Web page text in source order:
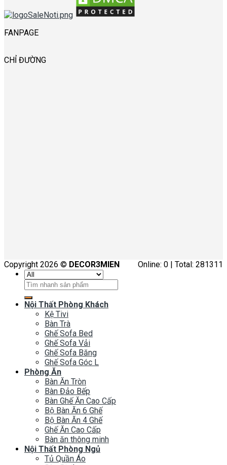
FANPAGE
CHỈ ĐƯỜNG
Online: 0 | Total: 281311
Copyright 2026 © DECOR3MIEN
Tìm
kiếm:
Nội Thất Phòng Khách
Kệ Tivi
Bàn Trà
Ghế Sofa Bed
Ghế Sofa Vải
Ghế Sofa Băng
Ghế Sofa Góc L
Phòng Ăn
Bàn Ăn Tròn
Bàn Đảo Bếp
Bàn Ghế Ăn Cao Cấp
Bộ Bàn Ăn 6 Ghế
Bộ Bàn Ăn 4 Ghế
Ghế Ăn Cao Cấp
Bàn ăn thông minh
Nội Thất Phòng Ngủ
Tủ Quần Áo